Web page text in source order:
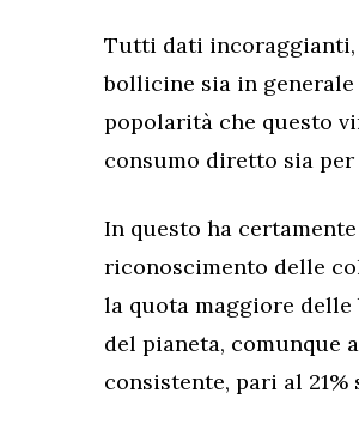
Tutti dati incoraggianti,
bollicine sia in generale
popolarità che questo
consumo diretto sia
In questo ha
riconoscimento delle
la quota maggiore
del pianeta, comunque
consistente, pari al